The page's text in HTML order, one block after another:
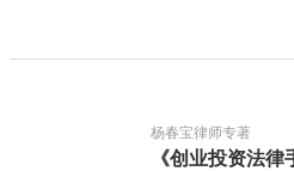
杨春宝律师专著
《创业投资法